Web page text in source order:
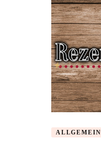
ALLGEMEIN